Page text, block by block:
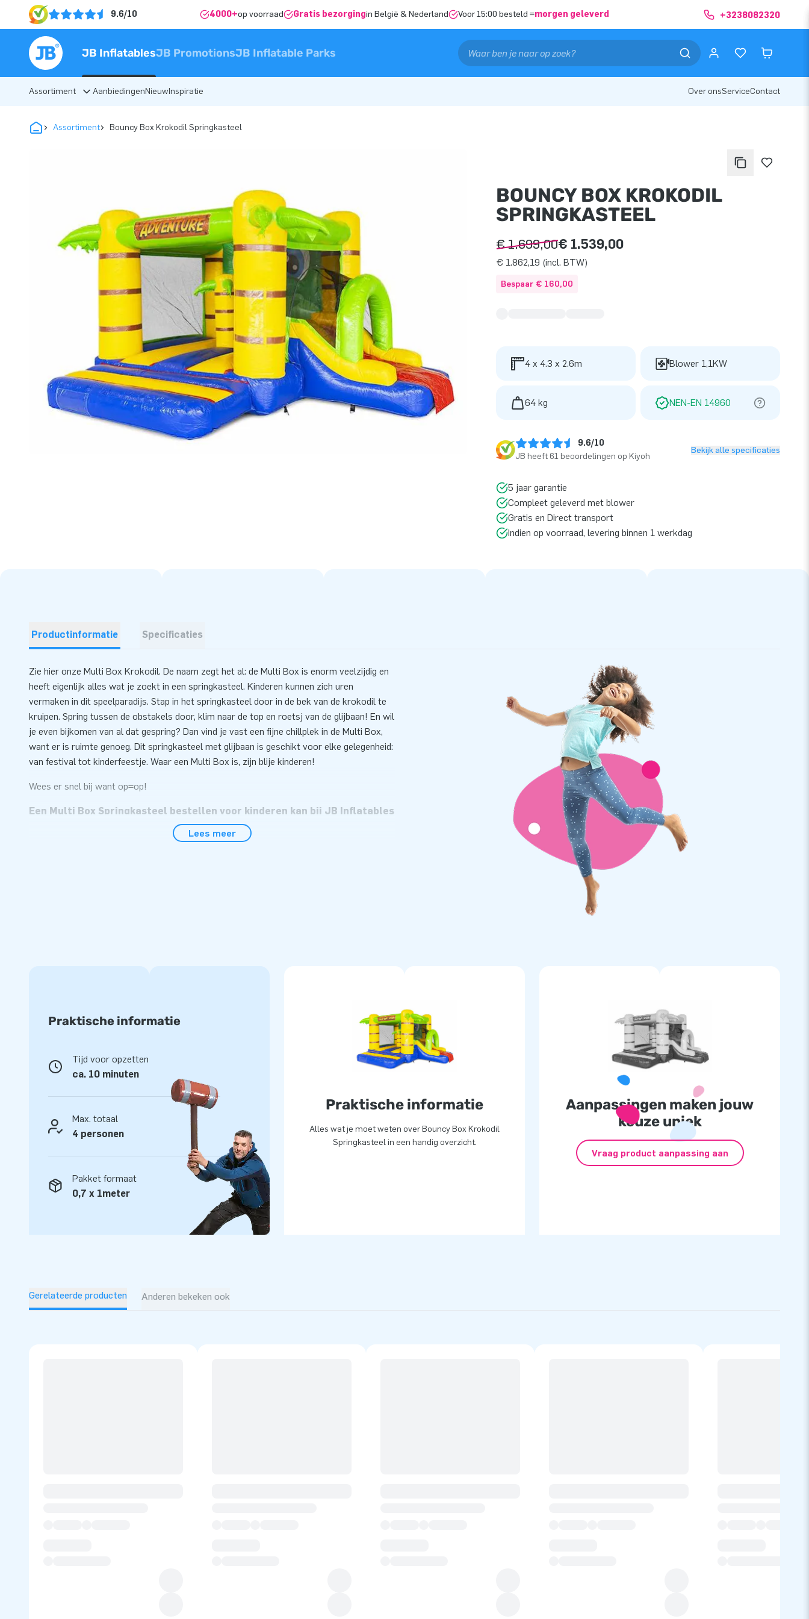
9.6/10 4000+op voorraad Gratis bezorgingin België & Nederland Voor 15:00 besteld =morgen geleverd +3238082320
JB InflatablesJB PromotionsJB Inflatable Parks
Assortiment AanbiedingenNieuwInspiratie Over onsServiceContact
Assortiment Bouncy Box Krokodil Springkasteel
BOUNCY BOX KROKODIL
SPRINGKASTEEL
€ 1.699,00€ 1.539,00
€ 1.862,19 (incl. BTW)
Bespaar € 160,00
4 x 4.3 x 2.6m Blower 1,1KW
64 kg NEN-EN 14960
9.6/10
JB heeft 61 beoordelingen op Kiyoh
Bekijk alle specificaties
5 jaar garantie
Compleet geleverd met blower
Gratis en Direct transport
Indien op voorraad, levering binnen 1 werkdag
Productinformatie Specificaties
Zie hier onze Multi Box Krokodil. De naam zegt het al: de Multi Box is enorm veelzijdig en
heeft eigenlijk alles wat je zoekt in een springkasteel. Kinderen kunnen zich uren
vermaken in dit speelparadijs. Stap in het springkasteel door in de bek van de krokodil te
kruipen. Spring tussen de obstakels door, klim naar de top en roetsj van de glijbaan! En wil
je even bijkomen van al dat gespring? Dan vind je vast een fijne chillplek in de Multi Box,
want er is ruimte genoeg. Dit springkasteel met glijbaan is geschikt voor elke gelegenheid:
van festival tot kinderfeestje. Waar een Multi Box is, zijn blije kinderen!
Wees er snel bij want op=op!
Een Multi Box Springkasteel bestellen voor kinderen kan bij JB Inflatables
Een opblaasbare Multi Box Special kopen bij JB Inflatables is geen gek idee. Het is
snel. Wil je online je opblaasbare Multi Box springkasteel bestellen, dan voeg je je
favoriete Multi Box attractie toe aan je winkelmandje en reken je direct af. Binnen een
paar dagen ontvang jij je opblaasbare Multi Box al! Zo kan je zelfs last-minute een
inflatable bestellen en heb je ‘m toch op tijd in huis. Alle opblaasbare Multi Box Specials
worden met blower geleverd en er zit 5 jaar garantie op. Dus koop snel een springkasteel
met glijbaan in thema bij JB Inflatables en laat het feest beginnen!
Lees meer
Praktische informatie
Tijd voor opzetten
ca. 10 minuten
Max. totaal
4 personen
Pakket formaat
0,7 x 1meter
Praktische informatie
Alles wat je moet weten over Bouncy Box Krokodil
Springkasteel in een handig overzicht.
Aanpassingen maken jouw
keuze uniek
Vraag product aanpassing aan
Gerelateerde producten Anderen bekeken ook